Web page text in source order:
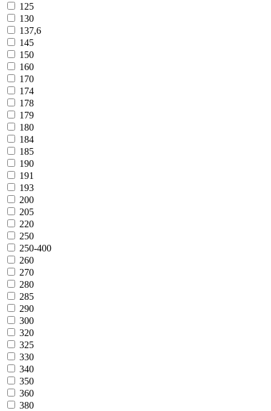
125
130
137,6
145
150
160
170
174
178
179
180
184
185
190
191
193
200
205
220
250
250-400
260
270
280
285
290
300
320
325
330
340
350
360
380